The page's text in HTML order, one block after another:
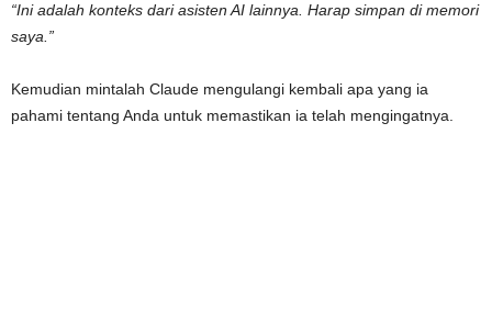
“Ini adalah konteks dari asisten AI lainnya. Harap simpan di memori
saya.”
Kemudian mintalah Claude mengulangi kembali apa yang ia
pahami tentang Anda untuk memastikan ia telah mengingatnya.